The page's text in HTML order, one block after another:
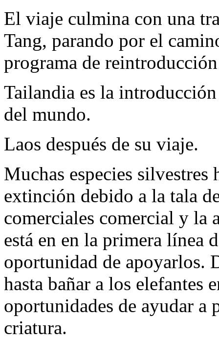
El viaje culmina con una
Tang, parando por el
programa de
Tailandia es la
del mundo.
Laos después de su viaje.
Muchas especies silvestres
extinción debido a la tala
comerciales comercial y la
está en en la primera línea
oportunidad de apoyarlos.
hasta bañar a los elefantes
oportunidades de ayudar a
criatura.